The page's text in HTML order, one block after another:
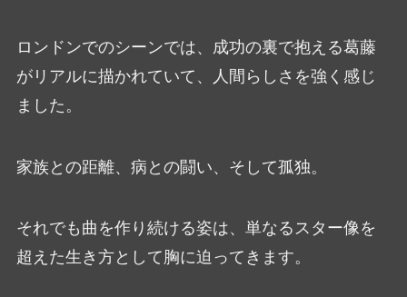
ロンドンでのシーンでは、成功の裏で抱える葛藤
がリアルに描かれていて、人間らしさを強く感じ
ました。
家族との距離、病との闘い、そして孤独。
それでも曲を作り続ける姿は、単なるスター像を
超えた生き方として胸に迫ってきます。